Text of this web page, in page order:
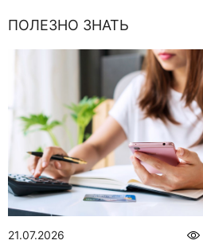
ПОЛЕЗНО ЗНАТЬ
21.07.2026